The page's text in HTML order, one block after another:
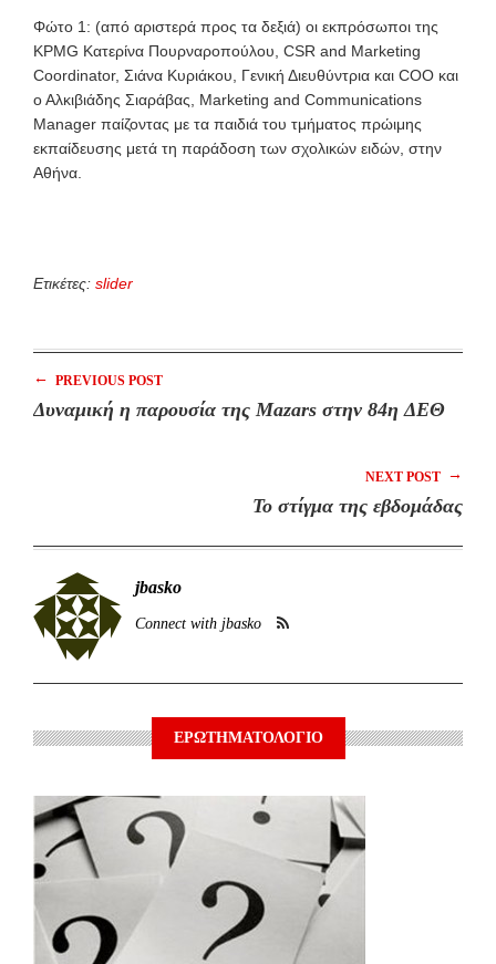
Φώτο 1: (από αριστερά προς τα δεξιά) οι εκπρόσωποι της
KPMG Κατερίνα Πουρναροπούλου, CSR and Marketing
Coordinator, Σιάνα Κυριάκου, Γενική Διευθύντρια και COO και
ο Αλκιβιάδης Σιαράβας, Marketing and Communications
Manager παίζοντας με τα παιδιά του τμήματος πρώιμης
εκπαίδευσης μετά τη παράδοση των σχολικών ειδών, στην
Αθήνα.
Ετικέτες: slider
← PREVIOUS POST
Δυναμική η παρουσία της Mazars στην 84η ΔΕΘ
NEXT POST →
Το στίγμα της εβδομάδας
jbasko
Connect with jbasko
ΕΡΩΤΗΜΑΤΟΛΟΓΙΟ